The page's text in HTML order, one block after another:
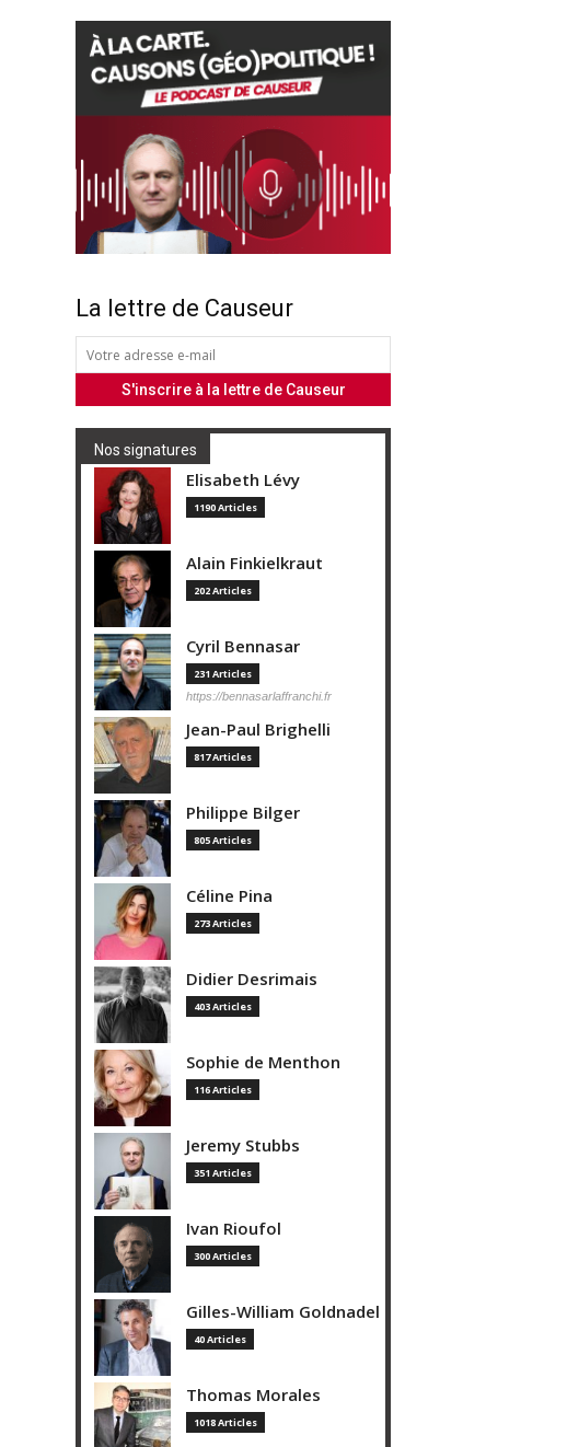
La lettre de Causeur
Nos signatures
Elisabeth Lévy
1190 Articles
Alain Finkielkraut
202 Articles
Cyril Bennasar
231 Articles
https://bennasarlaffranchi.fr
Jean-Paul Brighelli
817 Articles
Philippe Bilger
805 Articles
Céline Pina
273 Articles
Didier Desrimais
403 Articles
Sophie de Menthon
116 Articles
Jeremy Stubbs
351 Articles
Ivan Rioufol
300 Articles
Gilles-William Goldnadel
40 Articles
Thomas Morales
1018 Articles